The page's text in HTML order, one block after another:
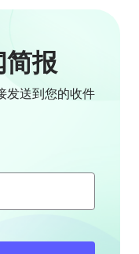
报
发送到您的收件